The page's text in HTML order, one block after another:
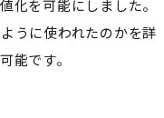
化を可能にしました。
うに使われたのかを詳
能です。